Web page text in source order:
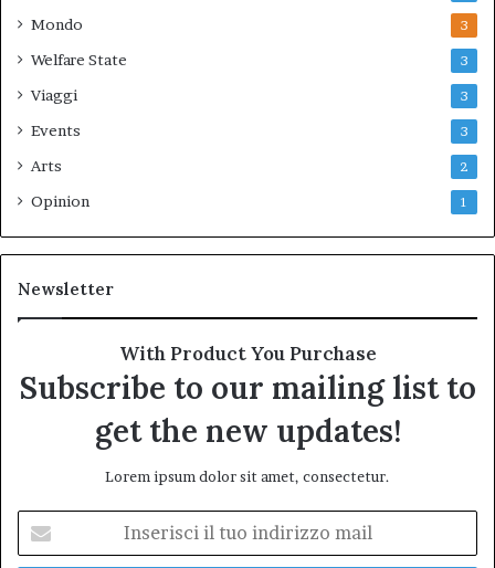
Mondo 3
Welfare State 3
Viaggi 3
Events 3
Arts 2
Opinion 1
Newsletter
With Product You Purchase
Subscribe to our mailing list to
get the new updates!
Lorem ipsum dolor sit amet, consectetur.